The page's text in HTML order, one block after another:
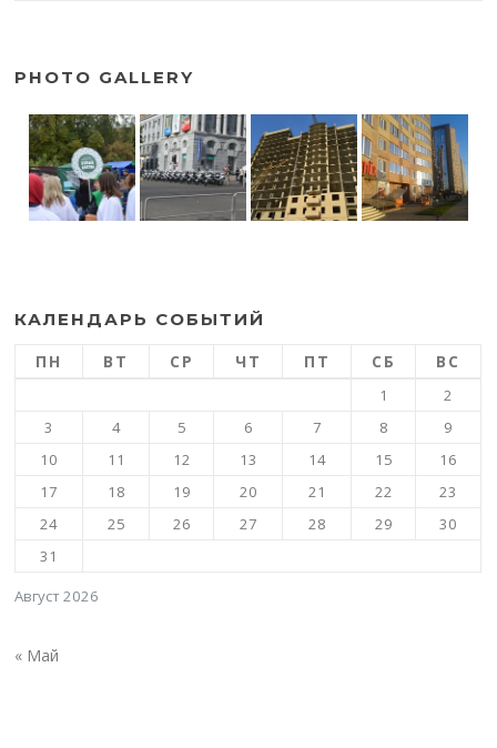
PHOTO GALLERY
КАЛЕНДАРЬ СОБЫТИЙ
Август 2026
ПН ВТ СР ЧТ ПТ СБ ВС
1
2
3
4 5 6 7 8
9
10
11 12 13 14 15
16
17
18 19 20 21 22
23
24
25 26 27 28 29
30
31
« Май